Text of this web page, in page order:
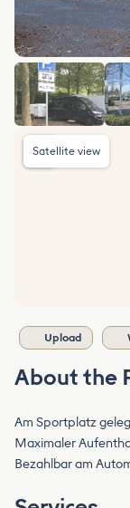
Satellite view
Upload
About the
Am Sportplatz
Maximaler
Bezahlbar am